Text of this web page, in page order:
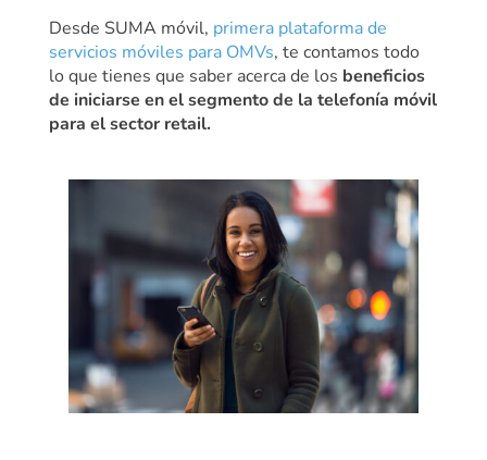
Desde SUMA móvil, primera plataforma de
servicios móviles para OMVs, te contamos todo
lo que tienes que saber acerca de los beneficios
de iniciarse en el segmento de la telefonía móvil
para el sector retail.